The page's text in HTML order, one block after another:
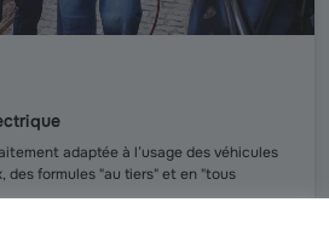
adaptée à l’usage des véhicules
des formules "au tiers" et en "tous